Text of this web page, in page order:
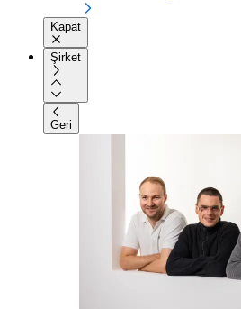
Kapat
Şirket
Geri